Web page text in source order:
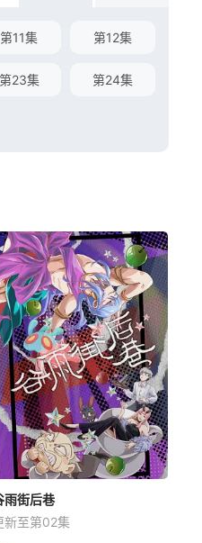
第11集 第12集
第23集 第24集
雨街后巷
新至第02集